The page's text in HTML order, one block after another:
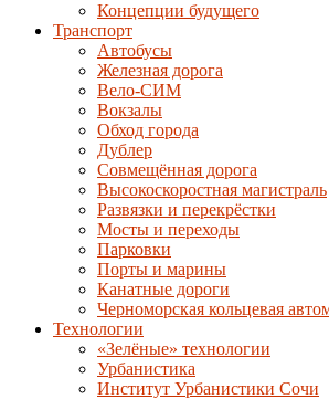
Концепции будущего
Транспорт
Автобусы
Железная дорога
Вело-СИМ
Вокзалы
Обход города
Дублер
Совмещённая дорога
Высокоскоростная магистраль
Развязки и перекрёстки
Мосты и переходы
Парковки
Порты и марины
Канатные дороги
Черноморская кольцевая
Технологии
«Зелёные» технологии
Урбанистика
Институт Урбанистики Сочи